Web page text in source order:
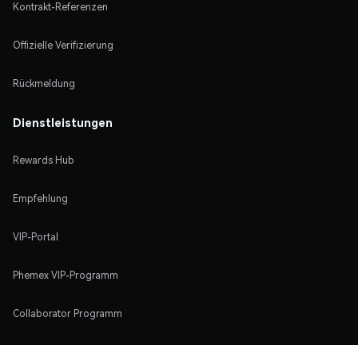
Kontrakt-Referenzen
Offizielle Verifizierung
Rückmeldung
Dienstleistungen
Rewards Hub
Empfehlung
VIP-Portal
Phemex VIP-Programm
Collaborator Programm